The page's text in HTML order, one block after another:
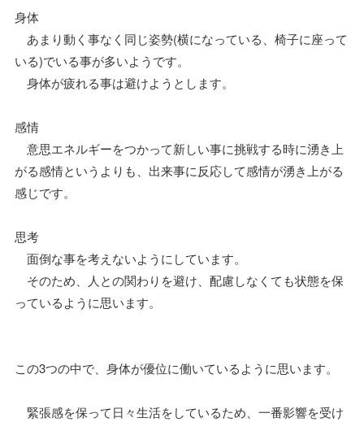
身体
あまり動く事なく同じ姿勢(横になっている、椅子に座って
いる)でいる事が多いようです。
身体が疲れる事は避けようとします。
感情
意思エネルギーをつかって新しい事に挑戦する時に湧き上
がる感情というよりも、出来事に反応して感情が湧き上がる
感じです。
思考
面倒な事を考えないようにしています。
そのため、人との関わりを避け、配慮しなくても状態を保
っているように思います。
この3つの中で、身体が優位に働いているように思います。
緊張感を保って日々生活をしているため、一番影響を受け